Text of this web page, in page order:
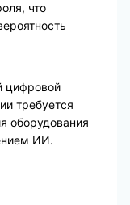
что
цифровой
требуется
оборудования
ИИ.